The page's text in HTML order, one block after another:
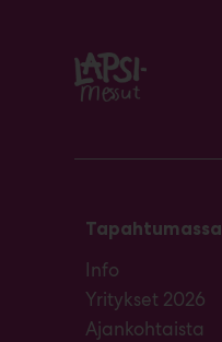
Tapahtumassa
Info
Yritykset 2026
Ajankohtaista